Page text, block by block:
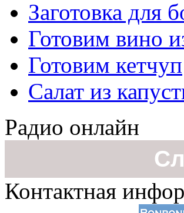
Заготовка для
Готовим вино
Готовим кетчуп
Салат из
Радио онлайн
Контактная